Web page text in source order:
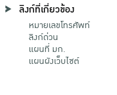
ลิงก์ที่เกี่ยวข้อง
หมายเลขโทรศัพท์
ลิงก์ด่วน
แผนที่ มก.
แผนผังเว็บไซต์